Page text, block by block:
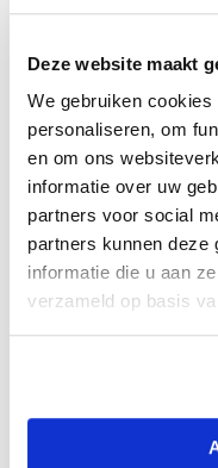
Deze website maakt
We gebruiken
personaliseren, om
en om ons
informatie over uw
partners voor social
partners kunnen deze
informatie die u aan
verzameld op basis
Bij een OData feed
ontsloten en
van de juiste URL
credentials
met de